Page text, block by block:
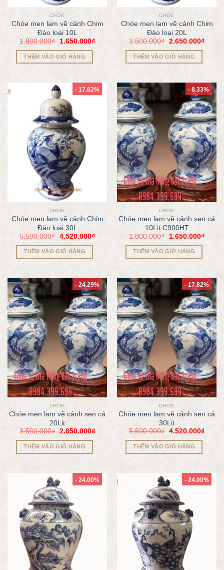
CHÓE
Chóe men lam vẽ cảnh Chim
Đào loại 10L
1.800.000₫ 1.650.000₫
THÊM VÀO GIỎ HÀNG
CHÓE
Chóe men lam vẽ cảnh Chim
Đào loại 20L
3.500.000₫ 2.650.000₫
THÊM VÀO GIỎ HÀNG
- 17.82%
CHÓE
Chóe men lam vẽ cảnh Chim
Đào loại 30L
5.500.000₫ 4.520.000₫
THÊM VÀO GIỎ HÀNG
- 8.33%
CHÓE
Chóe men lam vẽ cảnh sen cá
10Lit C900HT
1.800.000₫ 1.650.000₫
THÊM VÀO GIỎ HÀNG
- 24.29%
CHÓE
Chóe men lam vẽ cảnh sen cá
20Lit
3.500.000₫ 2.650.000₫
THÊM VÀO GIỎ HÀNG
- 17.82%
CHÓE
Chóe men lam vẽ cảnh sen cá
30Lit
5.500.000₫ 4.520.000₫
THÊM VÀO GIỎ HÀNG
- 24.00% - 24.00%